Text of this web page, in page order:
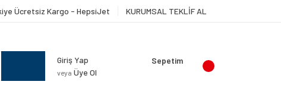
Ücretsiz Kargo - HepsiJet KURUMSAL TEKLİF AL
Giriş Yap
veya Üye Ol
Sepetim